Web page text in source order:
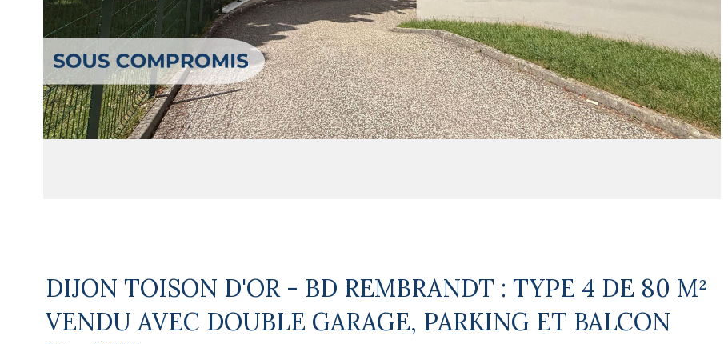
DIJON TOISON D'OR - BD REMBRANDT : TYPE 4 DE 80 M²
VENDU AVEC DOUBLE GARAGE, PARKING ET BALCON